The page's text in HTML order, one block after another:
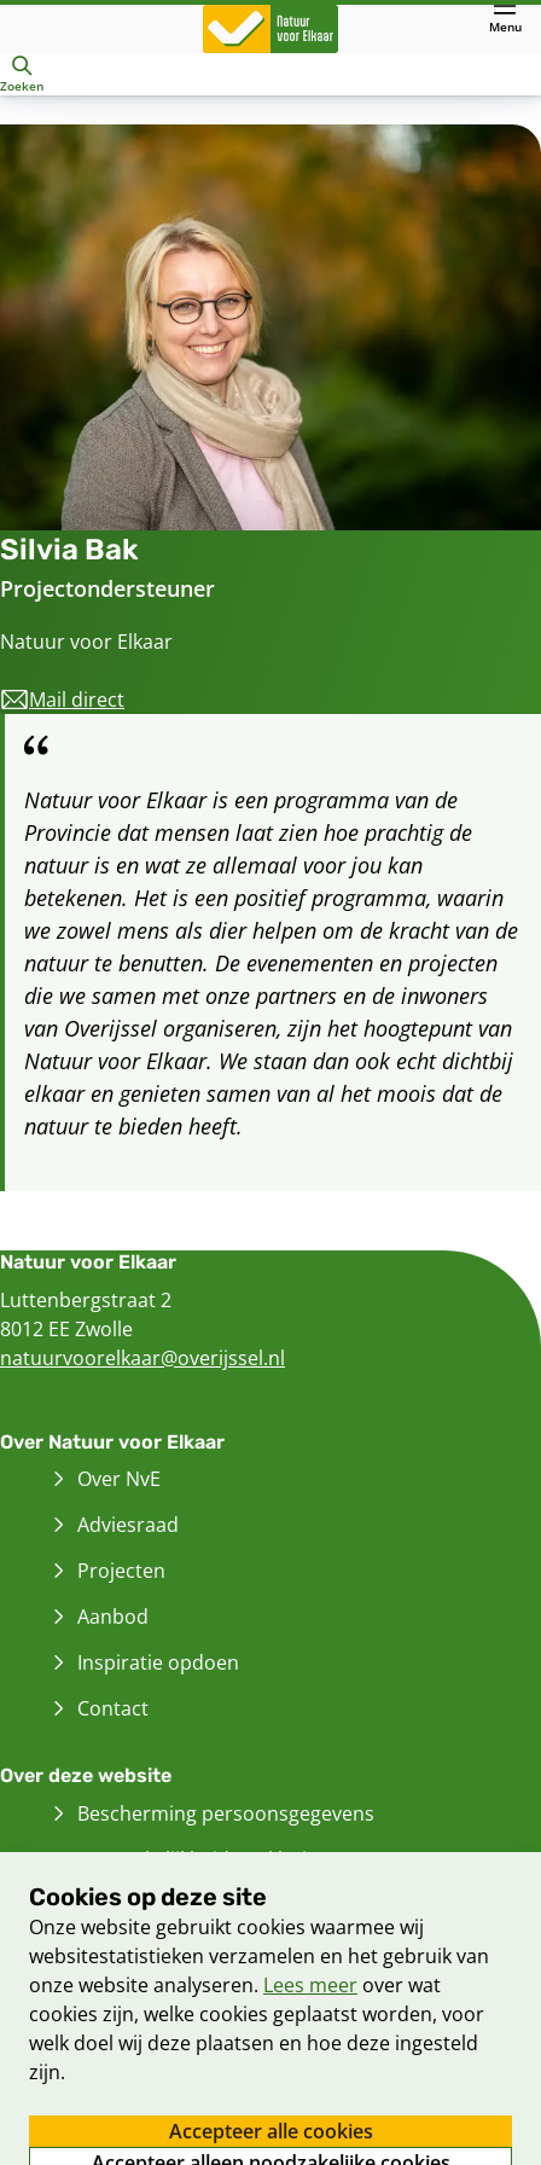
Cookies op deze site
Onze website gebruikt cookies waarmee wij
websitestatistieken verzamelen en het gebruik van
onze website analyseren. Lees meer over wat
cookies zijn, welke cookies geplaatst worden, voor
welk doel wij deze plaatsen en hoe deze ingesteld
zijn.
Accepteer alle cookies
hoofdinhoud
Menu
Zoeken
Silvia Bak
Projectondersteuner
Natuur voor Elkaar
Mail direct
Natuur voor Elkaar is een programma van de
Provincie dat mensen laat zien hoe prachtig de
natuur is en wat ze allemaal voor jou kan
betekenen. Het is een positief programma, waarin
we zowel mens als dier helpen om de kracht van de
natuur te benutten. De evenementen en projecten
die we samen met onze partners en de inwoners
van Overijssel organiseren, zijn het hoogtepunt van
Natuur voor Elkaar. We staan dan ook echt dichtbij
elkaar en genieten samen van al het moois dat de
natuur te bieden heeft.
Natuur voor Elkaar
Luttenbergstraat 2
8012 EE Zwolle
natuurvoorelkaar@overijssel.nl
Over Natuur voor Elkaar
Over NvE
Adviesraad
Projecten
Aanbod
Inspiratie opdoen
Contact
Over deze website
Bescherming persoonsgegevens
Toegankelijkheidsverklaring
Informatiebeveiliging
Cookieverklaring
Proclaimer
Archief van dezewebsite
(Verwijst
andere
website)